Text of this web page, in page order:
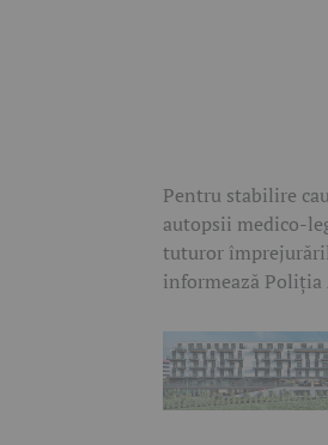
Pentru stabilire
autopsii medico-
tuturor
informează Poliția